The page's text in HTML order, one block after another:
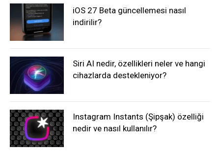
iOS 27 Beta güncellemesi nasıl
indirilir?
Siri AI nedir, özellikleri neler ve hangi
cihazlarda destekleniyor?
Instagram Instants (Şipşak) özelliği
nedir ve nasıl kullanılır?